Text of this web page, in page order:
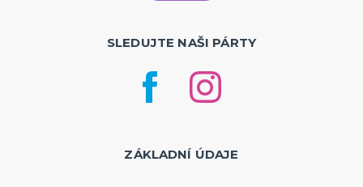
SLEDUJTE NAŠI PÁRTY
ZÁKLADNÍ ÚDAJE